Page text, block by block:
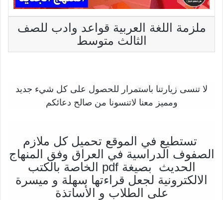
ملزمة اللغة العربية قواعد وادب للصف
الثالث متوسط
لا تنسى زيارتنا باستمرار للحصول على كل شيء جديد
ومميز معنا لاتنسونا من صالح دعائكم
تستطيع في الموقع تحميل كل ملازم
الصفوف الدراسية في العراق وفق المنهاج
الحديث بصيغة pdf الخاصة بالكتب
الالكترونية لجعل قراءتها سهلة و ميسرة
على الطلاب و الأساتذة